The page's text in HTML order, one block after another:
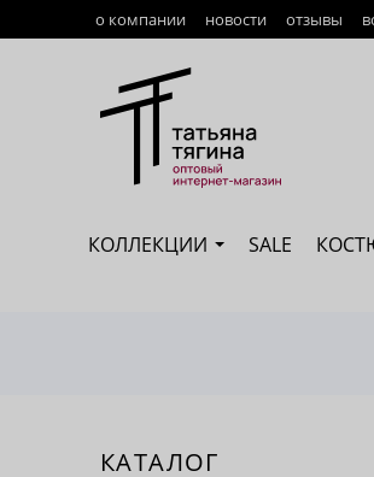
о компании
Доставка
Возврат
новости отзывы
КОЛЛЕКЦИИ SALE
КАТАЛОГ